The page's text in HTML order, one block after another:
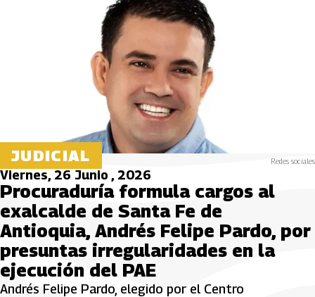
JUDICIAL Redes sociales
Viernes, 26 Junio , 2026
Procuraduría formula cargos al
exalcalde de Santa Fe de
Antioquia, Andrés Felipe Pardo, por
presuntas irregularidades en la
ejecución del PAE
Andrés Felipe Pardo, elegido por el Centro